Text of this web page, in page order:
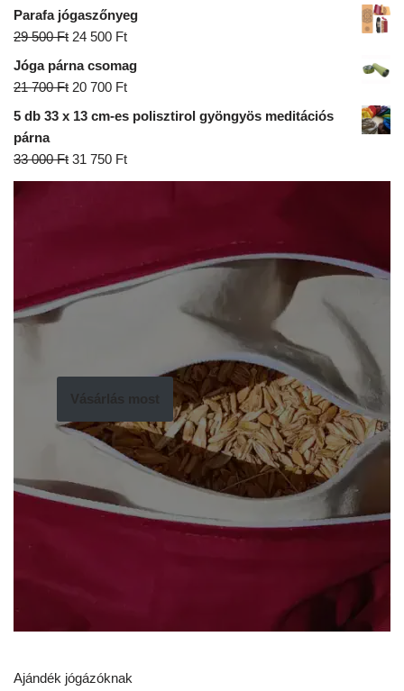
Parafa jógaszőnyeg
29 500Ft 24 500 Ft
Jóga párna csomag
21 700Ft 20 700 Ft
5 db 33 x 13 cm-es polisztirol gyöngyös meditációs
párna
33 000Ft 31 750 Ft
Ajándék jógázóknak